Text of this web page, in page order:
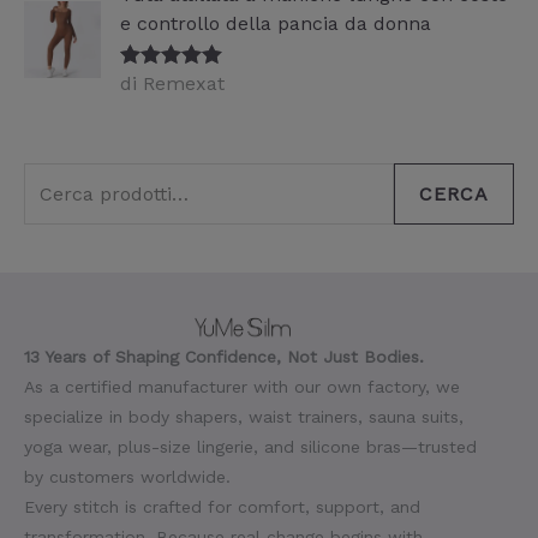
e controllo della pancia da donna
Valutato5
di Remexat
CERCA
13 Years of Shaping Confidence, Not Just Bodies.
As a certified manufacturer with our own factory, we
specialize in body shapers, waist trainers, sauna suits,
yoga wear, plus-size lingerie, and silicone bras—trusted
by customers worldwide.
Every stitch is crafted for comfort, support, and